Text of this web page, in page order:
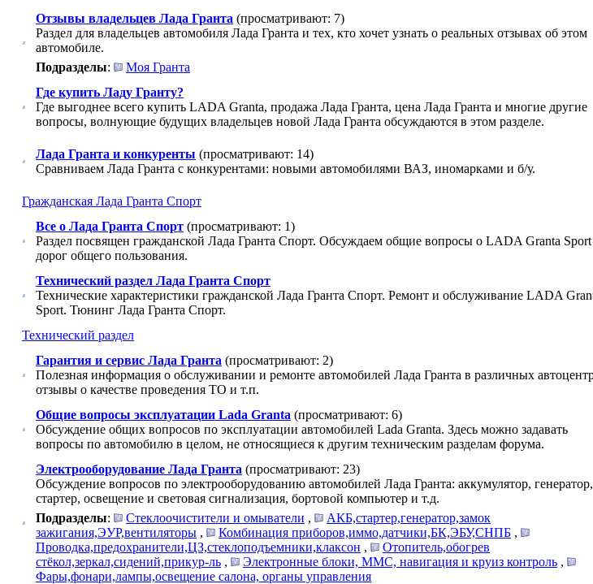
Отзывы владельцев Лада Гранта (просматривают: 7)
Раздел для владельцев автомобиля Лада Гранта и тех, кто хочет узнать о реальных отзывах об этом
автомобиле.
Подразделы: Моя Гранта
Где купить Ладу Гранту?
Где выгоднее всего купить LADA Granta, продажа Лада Гранта, цена Лада Гранта и многие другие
вопросы, волнующие будущих владельцев новой Лада Гранта обсуждаются в этом разделе.
Лада Гранта и конкуренты (просматривают: 14)
Сравниваем Лада Гранта с конкурентами: новыми автомобилями ВАЗ, иномарками и б/у.
Гражданская Лада Гранта Спорт
Все о Лада Гранта Спорт (просматривают: 1)
Раздел посвящен гражданской Лада Гранта Спорт. Обсуждаем общие вопросы о LADA Granta Sport
дорог общего пользования.
Технический раздел Лада Гранта Спорт
Технические характеристики гражданской Лада Гранта Спорт. Ремонт и обслуживание LADA
Sport. Тюнинг Лада Гранта Спорт.
Технический раздел
Гарантия и сервис Лада Гранта (просматривают: 2)
Полезная информация о обслуживании и ремонте автомобилей Лада Гранта в различных
отзывы о качестве проведения ТО и т.п.
Общие вопросы эксплуатации Lada Granta (просматривают: 6)
Обсуждение общих вопросов по эксплуатации автомобилей Lada Granta. Здесь можно задавать
вопросы по автомобилю в целом, не относящиеся к другим техническим разделам форума.
Электрооборудование Лада Гранта (просматривают: 23)
Обсуждение вопросов по электрооборудованию автомобилей Лада Гранта: аккумулятор, генератор,
стартер, освещение и световая сигнализация, бортовой компьютер и т.д.
Подразделы: Стеклоочистители и омыватели ,
АКБ,стартер,генератор,замок
зажигания,ЭУР,вентиляторы , Комбинация приборов,иммо,датчики,БК,ЭБУ,СНПБ ,
Проводка,предохранители,ЦЗ,стеклоподъемники,клаксон ,
Отопитель,обогрев
стёкол,зеркал,сидений,прикур-ль , Электронные блоки, ММС, навигация и круиз контроль ,
Фары,фонари,лампы,освещение салона, органы управления